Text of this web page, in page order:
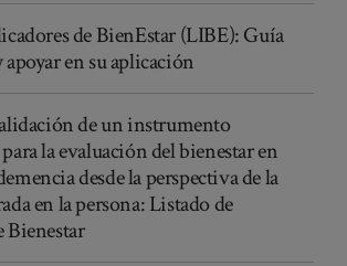
de BienEstar (LIBE): Guía
en su aplicación
de un instrumento
la evaluación del bienestar en
desde la perspectiva de la
en la persona: Listado de
Bienestar